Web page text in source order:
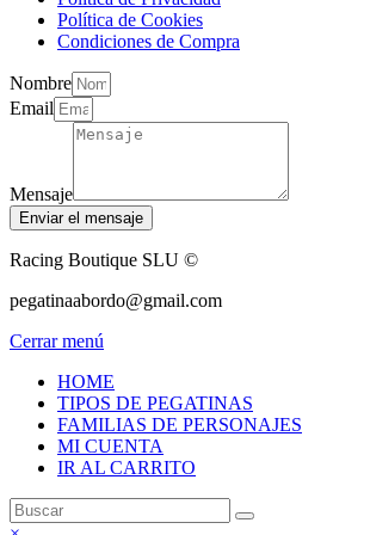
Política de Cookies
Condiciones de Compra
Nombre
Email
Mensaje
Enviar el mensaje
Racing Boutique SLU ©
pegatinaabordo@gmail.com
Cerrar menú
HOME
TIPOS DE PEGATINAS
FAMILIAS DE PERSONAJES
MI CUENTA
IR AL CARRITO